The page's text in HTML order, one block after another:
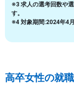
※3 求人の選考回数や
す。
※4 対象期間:2024年4
高卒女性の就